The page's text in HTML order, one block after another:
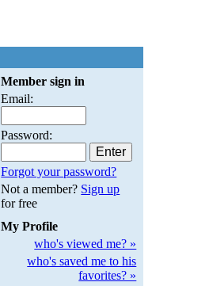
Member sign in
Email:
Password:
Forgot your password?
Not a member? Sign up
for free
My Profile
who's viewed me? »
who's saved me to his
favorites? »